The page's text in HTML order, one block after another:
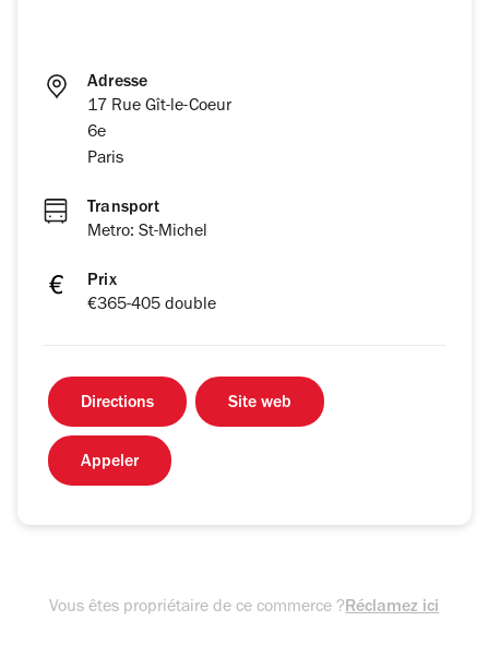
Adresse
17 Rue Gît-le-Coeur
6e
Paris
Transport
Metro: St-Michel
Prix
€365-405 double
Directions Site web
Appeler
Vous êtes propriétaire de ce commerce ?Réclamez ici